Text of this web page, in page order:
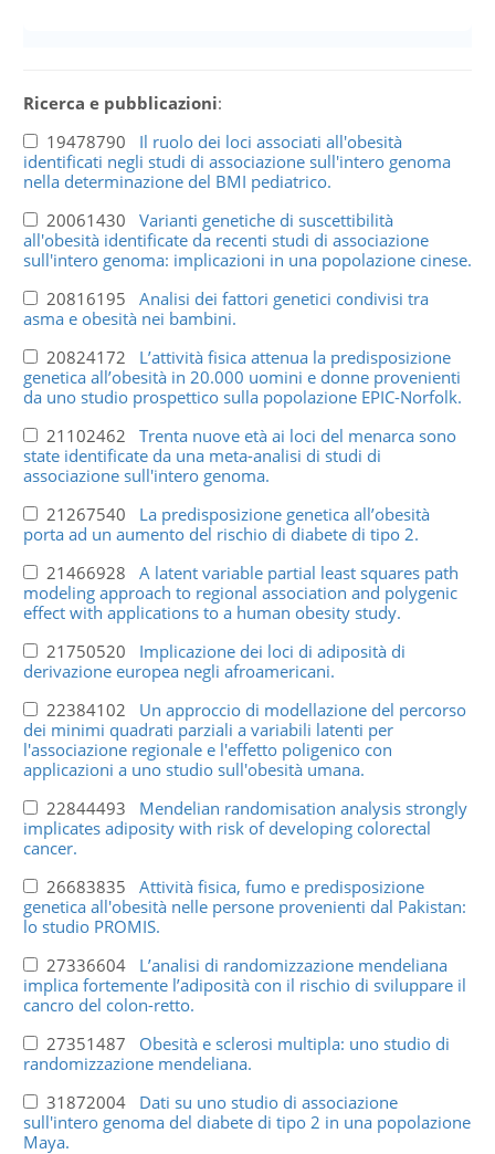
Ricerca e pubblicazioni:
19478790 Il ruolo dei loci associati all'obesità
identificati negli studi di associazione sull'intero genoma
nella determinazione del BMI pediatrico.
20061430 Varianti genetiche di suscettibilità
all'obesità identificate da recenti studi di associazione
sull'intero genoma: implicazioni in una popolazione cinese.
20816195 Analisi dei fattori genetici condivisi tra
asma e obesità nei bambini.
20824172 L’attività fisica attenua la predisposizione
genetica all’obesità in 20.000 uomini e donne provenienti
da uno studio prospettico sulla popolazione EPIC-Norfolk.
21102462 Trenta nuove età ai loci del menarca sono
state identificate da una meta-analisi di studi di
associazione sull'intero genoma.
21267540 La predisposizione genetica all’obesità
porta ad un aumento del rischio di diabete di tipo 2.
21466928 A latent variable partial least squares path
modeling approach to regional association and polygenic
effect with applications to a human obesity study.
21750520 Implicazione dei loci di adiposità di
derivazione europea negli afroamericani.
22384102 Un approccio di modellazione del percorso
dei minimi quadrati parziali a variabili latenti per
l'associazione regionale e l'effetto poligenico con
applicazioni a uno studio sull'obesità umana.
22844493 Mendelian randomisation analysis strongly
implicates adiposity with risk of developing colorectal
cancer.
26683835 Attività fisica, fumo e predisposizione
genetica all'obesità nelle persone provenienti dal Pakistan:
lo studio PROMIS.
27336604 L’analisi di randomizzazione mendeliana
implica fortemente l’adiposità con il rischio di sviluppare il
cancro del colon-retto.
27351487 Obesità e sclerosi multipla: uno studio di
randomizzazione mendeliana.
31872004 Dati su uno studio di associazione
sull'intero genoma del diabete di tipo 2 in una popolazione
Maya.